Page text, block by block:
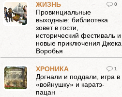
0
ЖИЗНЬ
Провинциальные
выходные: библиотека
зовет в гости,
исторический фестиваль и
новые приключения Джека
Воробья
1
ХРОНИКА
Догнали и поддали, игра в
«войнушку» и каратэ-
пацан